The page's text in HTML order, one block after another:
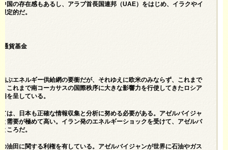
国の存在感もあるし、アラブ首長国連邦（UAE）をはじめ、イラクやイ
定的だ。
通貨基金
ぶエネルギー供給網の要衝だが、それゆえに欧米のみならず、これまで
これまで南コーカサスの国際秩序に大きな影響力を行使してきたロシア
を呈している。
は、日本も正確な情報収集と分析に努める必要がある。アゼルバイジャ
需要が極めて高い。イラン発のエネルギーショックを受けて、アゼルバ
ころだ。
油田に関する利権を有している。アゼルバイジャンが世界に石油やガス